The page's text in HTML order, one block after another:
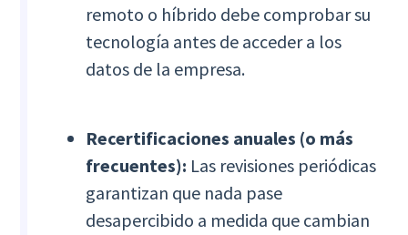
remoto o híbrido debe comprobar su
tecnología antes de acceder a los
datos de la empresa.
Recertificaciones anuales (o más
frecuentes): Las revisiones periódicas
garantizan que nada pase
desapercibido a medida que cambian